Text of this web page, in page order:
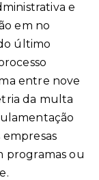
e
em no
último
entre nove
da multa
empresas
programas ou